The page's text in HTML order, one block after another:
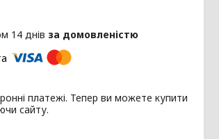
14 днів за домовленістю
платежі. Тепер ви можете купити
сайту.